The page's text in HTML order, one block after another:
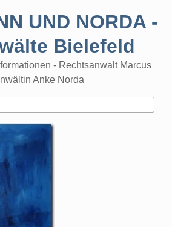
UND NORDA -
Bielefeld
- Rechtsanwalt Marcus
Anke Norda